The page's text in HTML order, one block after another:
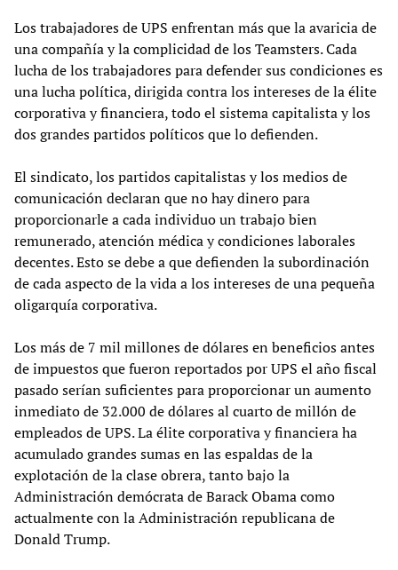
Los trabajadores de UPS enfrentan más que la avaricia de
una compañía y la complicidad de los Teamsters. Cada
lucha de los trabajadores para defender sus condiciones es
una lucha política, dirigida contra los intereses de la élite
corporativa y financiera, todo el sistema capitalista y los
dos grandes partidos políticos que lo defienden.
El sindicato, los partidos capitalistas y los medios de
comunicación declaran que no hay dinero para
proporcionarle a cada individuo un trabajo bien
remunerado, atención médica y condiciones laborales
decentes. Esto se debe a que defienden la subordinación
de cada aspecto de la vida a los intereses de una pequeña
oligarquía corporativa.
Los más de 7 mil millones de dólares en beneficios antes
de impuestos que fueron reportados por UPS el año fiscal
pasado serían suficientes para proporcionar un aumento
inmediato de 32.000 de dólares al cuarto de millón de
empleados de UPS. La élite corporativa y financiera ha
acumulado grandes sumas en las espaldas de la
explotación de la clase obrera, tanto bajo la
Administración demócrata de Barack Obama como
actualmente con la Administración republicana de
Donald Trump.